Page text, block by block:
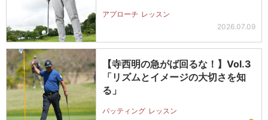
アプローチ レッスン
2026.07.09
【寺西明の急がば回るな！】Vol.3
「リズムとイメージの大切さを知
る」
パッティング レッスン